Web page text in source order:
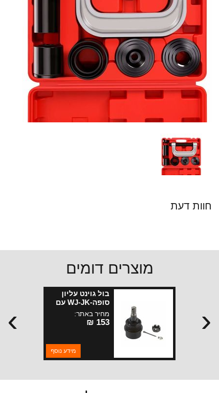
חוות דעת
מוצרים דומים
בול גוינט עליון
סופה-WJ-JK עם
ממ מהסטנדרט
מחיר באתר:
153 ₪
מידע נוסף
› ‹